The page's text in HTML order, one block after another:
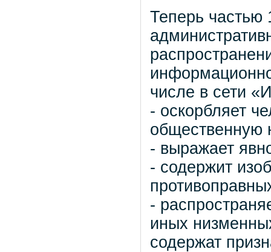
Теперь частью
числе в сети
- оскорбляет
общественную
- выражает
- содержит
-
иных
содержат